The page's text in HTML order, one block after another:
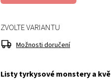
Listy tyrkysové monstery a
ZVOLTE VARIANTU
Možnosti doručení